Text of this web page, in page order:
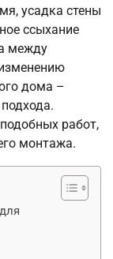
усадка стены
ссыхание
между
дома –
работ,
монтажа.